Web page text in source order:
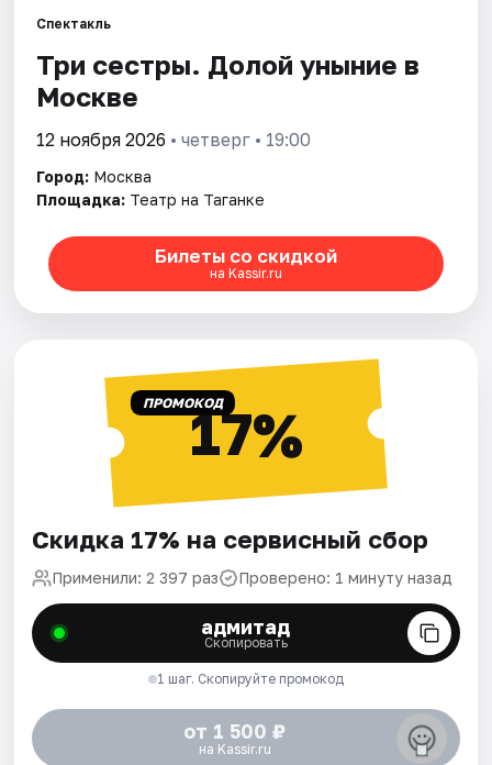
Спектакль
Три сестры. Долой уныние в
Москве
12 ноября 2026 • четверг • 19:00
Город: Москва
Площадка: Театр на Таганке
Билеты со скидкой
на Kassir.ru
ПРОМОКОД17%
Скидка 17% на сервисный сбор
Применили: 2 397 раз Проверено: 1 минуту назад
адмитад
Скопировать
1 шаг. Скопируйте промокод
от 1 500 ₽
на Kassir.ru